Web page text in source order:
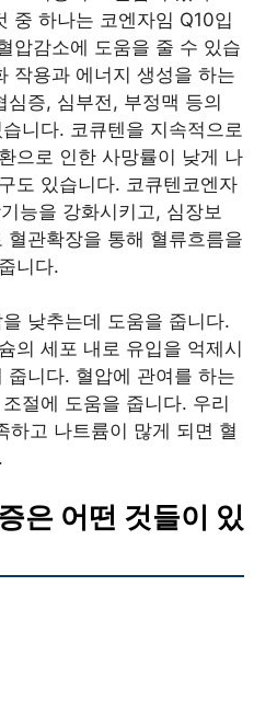
중 하나는 코엔자임 Q10입
압감소에 도움을 줄 수 있습
작용과 에너지 생성을 하는
증, 심부전, 부정맥 등의
니다. 코큐텐을 지속적으로
으로 인한 사망률이 낮게 나
도 있습니다. 코큐텐코엔자
능을 강화시키고, 심장보
혈관확장을 통해 혈류흐름을
니다.
낮추는데 도움을 줍니다.
의 세포 내로 유입을 억제시
줍니다. 혈압에 관여를 하는
절에 도움을 줍니다. 우리
하고 나트륨이 많게 되면 혈
은 어떤 것들이 있